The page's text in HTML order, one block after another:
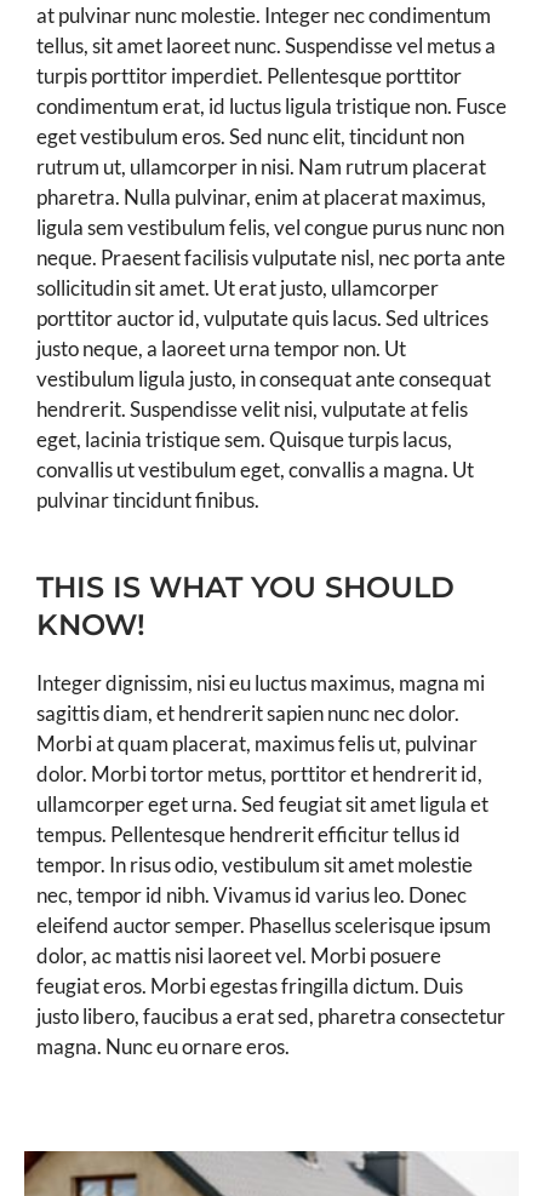
at pulvinar nunc molestie. Integer nec condimentum
tellus, sit amet laoreet nunc. Suspendisse vel metus a
turpis porttitor imperdiet. Pellentesque porttitor
condimentum erat, id luctus ligula tristique non. Fusce
eget vestibulum eros. Sed nunc elit, tincidunt non
rutrum ut, ullamcorper in nisi. Nam rutrum placerat
pharetra. Nulla pulvinar, enim at placerat maximus,
ligula sem vestibulum felis, vel congue purus nunc non
neque. Praesent facilisis vulputate nisl, nec porta ante
sollicitudin sit amet. Ut erat justo, ullamcorper
porttitor auctor id, vulputate quis lacus. Sed ultrices
justo neque, a laoreet urna tempor non. Ut
vestibulum ligula justo, in consequat ante consequat
hendrerit. Suspendisse velit nisi, vulputate at felis
eget, lacinia tristique sem. Quisque turpis lacus,
convallis ut vestibulum eget, convallis a magna. Ut
pulvinar tincidunt finibus.
THIS IS WHAT YOU SHOULD
KNOW!
Integer dignissim, nisi eu luctus maximus, magna mi
sagittis diam, et hendrerit sapien nunc nec dolor.
Morbi at quam placerat, maximus felis ut, pulvinar
dolor. Morbi tortor metus, porttitor et hendrerit id,
ullamcorper eget urna. Sed feugiat sit amet ligula et
tempus. Pellentesque hendrerit efficitur tellus id
tempor. In risus odio, vestibulum sit amet molestie
nec, tempor id nibh. Vivamus id varius leo. Donec
eleifend auctor semper. Phasellus scelerisque ipsum
dolor, ac mattis nisi laoreet vel. Morbi posuere
feugiat eros. Morbi egestas fringilla dictum. Duis
justo libero, faucibus a erat sed, pharetra consectetur
magna. Nunc eu ornare eros.